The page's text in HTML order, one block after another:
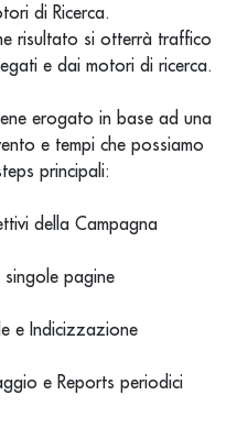
di Ricerca.
risultato si otterrà traffico
e dai motori di ricerca.
erogato in base ad una
e tempi che possiamo
principali:
della Campagna
pagine
e Indicizzazione
e Reports periodici